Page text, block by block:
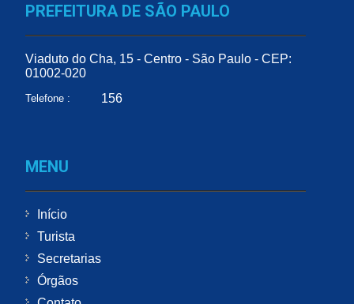
PREFEITURA DE SÃO PAULO
Viaduto do Cha, 15 - Centro - São Paulo - CEP:
01002-020
Telefone : 156
MENU
Início
Turista
Secretarias
Órgãos